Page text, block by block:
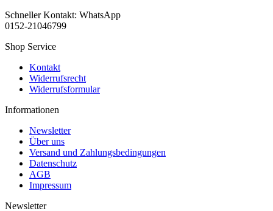
Schneller Kontakt: WhatsApp
0152-21046799
Shop Service
Kontakt
Widerrufsrecht
Widerrufsformular
Informationen
Newsletter
Über uns
Versand und Zahlungsbedingungen
Datenschutz
AGB
Impressum
Newsletter